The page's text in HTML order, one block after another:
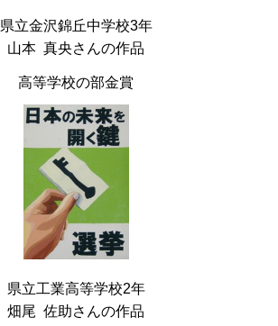
県立金沢錦丘中学校3年
山本 真央さんの作品
高等学校の部金賞
県立工業高等学校2年
畑尾 佐助さんの作品